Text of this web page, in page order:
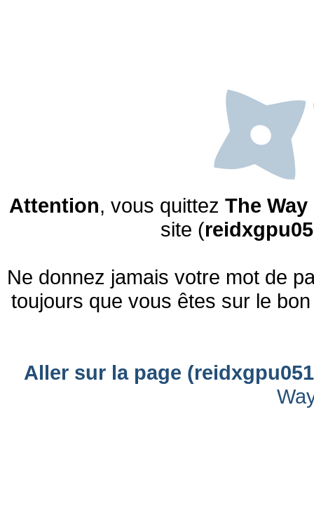
Attention, vous quittez The
site (
Ne donnez jamais votre mot de
toujours que vous êtes sur le
Aller sur la page